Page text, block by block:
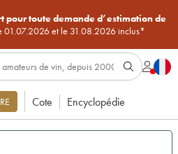
pour toute demande d’estimation de
01.07.2026 et le 31.08.2026 inclus*
Cote Encyclopédie